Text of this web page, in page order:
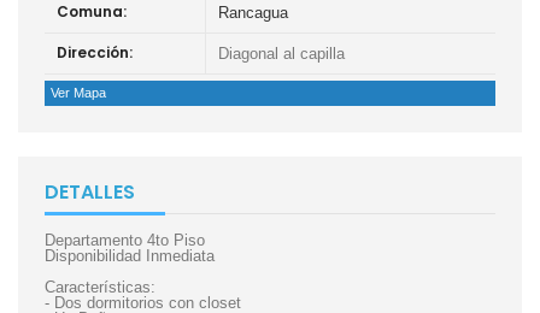
Comuna: Rancagua
Dirección: Diagonal al capilla
Ver Mapa
DETALLES
Departamento 4to Piso
Disponibilidad Inmediata
Características:
- Dos dormitorios con closet